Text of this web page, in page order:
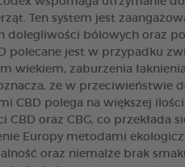
Ten system jest
dolegliwości bólowych oraz
polecane jest w przypadku
wiekiem, zaburzenia
że w
CBD polega na większej
oraz CBG, co przekłada
Europy metodami
oraz niemalże brak